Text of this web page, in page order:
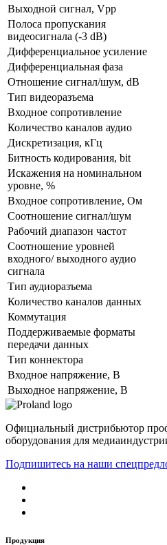
Выходной сигнал, Vpp
Полоса пропускания
видеосигнала (-3 dB)
Дифференциальное усиление
Дифференциальная фаза
Отношение сигнал/шум, dB
Тип видеоразъема
Входное сопротивление
Количество каналов аудио
Дискретизация, кГц
Битность кодирования, bit
Искажения на номинальном
уровне, %
Входное сопротивление, Ом
Соотношение сигнал/шум
Рабочий диапазон частот
Соотношение уровней
входного/ выходного аудио
сигнала
Тип аудиоразъема
Количество каналов данных
Коммутация
Поддерживаемые форматы
передачи данных
Тип коннектора
Входное напряжение, В
Выходное напряжение, В
Официальный дистрибьютор
оборудования для
Подпишитесь на наши
Продукция